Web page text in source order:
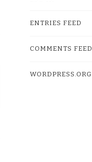
ENTRIES FEED
COMMENTS FEED
WORDPRESS.ORG